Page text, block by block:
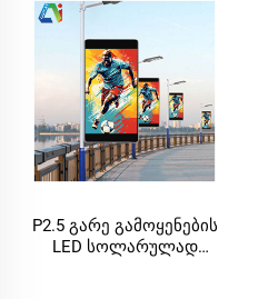
სისტემა LED ეკრანით და
P2.5 გარე გამოყენების
LED სოლარულად